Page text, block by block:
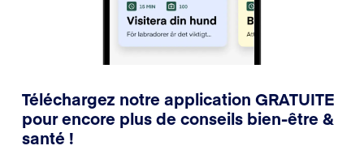
Téléchargez notre application GRATUITE
pour encore plus de conseils bien-être &
santé !